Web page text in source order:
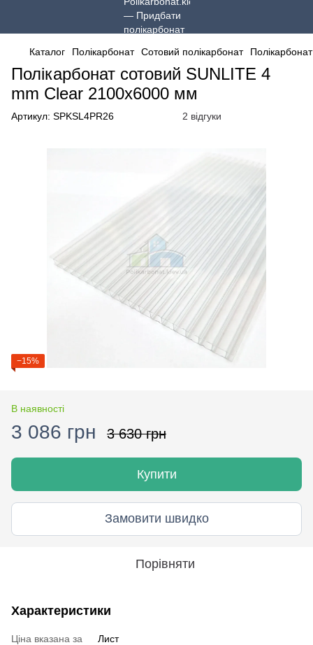
Каталог Полікарбонат Сотовий полікарбонат
Полікарбонат сотовий SUNLITE 4
mm Clear 2100x6000 мм
Артикул: SPKSL4PR26 2 відгуки
−15%
В наявності
3 086 грн 3 630 грн
Купити
Замовити швидко
Порівняти
Характеристики
Ціна вказана за
Лист